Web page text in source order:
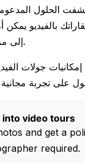
الحلول
إلى مزيد من التفاعل والمبيعات.
جولات
video tours
and get a
required.